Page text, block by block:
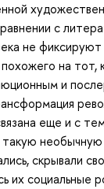
с
не
похожего на
и
еще и с
скрывали
их социальные